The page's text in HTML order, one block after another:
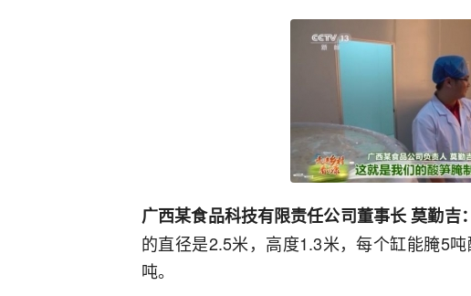
广西某食品科技有限责任公司董事长 莫勤吉：
的直径是2.5米，高度1.3米，每个缸能腌5
吨。